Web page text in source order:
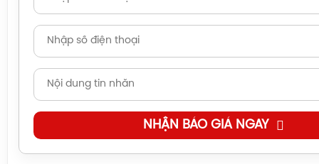
NHẬN BÁO GIÁ NGAY